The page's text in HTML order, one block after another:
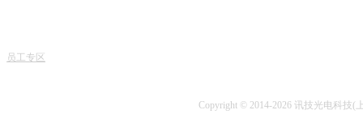
员工专区
Copyright © 2014-2026 讯技光电科技(